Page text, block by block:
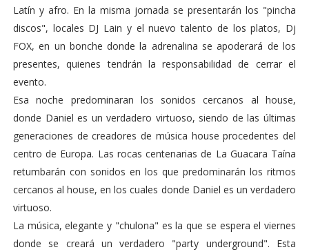
Latín y afro. En la misma jornada se presentarán los "pincha
discos", locales DJ Lain y el nuevo talento de los platos, Dj
FOX, en un bonche donde la adrenalina se apoderará de los
presentes, quienes tendrán la responsabilidad de cerrar el
evento.
Esa noche predominaran los sonidos cercanos al house,
donde Daniel es un verdadero virtuoso, siendo de las últimas
generaciones de creadores de música house procedentes del
centro de Europa. Las rocas centenarias de La Guacara Taína
retumbarán con sonidos en los que predominarán los ritmos
cercanos al house, en los cuales donde Daniel es un verdadero
virtuoso.
La música, elegante y "chulona" es la que se espera el viernes
donde se creará un verdadero "party underground". Esta